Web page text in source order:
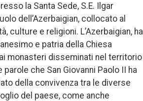
la Santa Sede, S.E. Ilgar
dell’Azerbaigian, collocato al
culture e religioni. L’Azerbaigian, ha
e patria della Chiesa
monasteri disseminati nel territorio
che San Giovanni Paolo II ha
della convivenza tra le diverse
del paese, come anche